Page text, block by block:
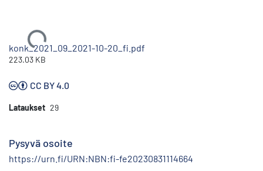
Ladataan...
konk_2021_09_2021-10-20_fi.pdf
223.03 KB
CC BY 4.0
Lataukset 29
Pysyvä osoite
https://urn.fi/URN:NBN:fi-fe20230831114664